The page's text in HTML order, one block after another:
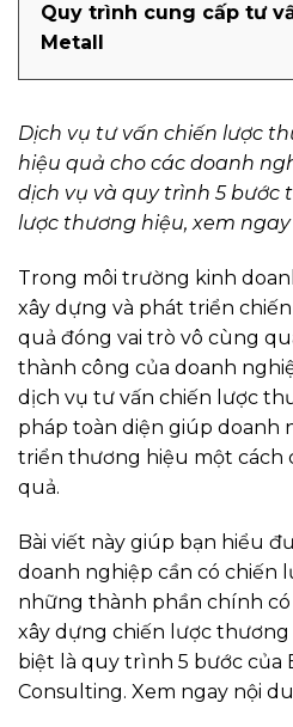
Quy trình cung cấp tư
Metall
Dịch vụ tư vấn chiến lược
hiệu quả cho các doanh
dịch vụ và quy trình 5 bước
lược thương hiệu, xem
Trong môi trường kinh
xây dựng và phát triển
quả đóng vai trò vô cùng
thành công của doanh
dịch vụ tư vấn chiến lược
pháp toàn diện giúp doanh
triển thương hiệu một cách
quả.
Bài viết này giúp bạn hiểu
doanh nghiệp cần có chiến
những thành phần chính
xây dựng chiến lược
biệt là quy trình 5 bước của
Consulting. Xem ngay nội